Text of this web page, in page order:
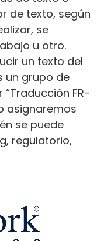
de texto, según
se
u otro.
un texto del
un grupo de
FR-
asignaremos
se puede
regulatorio,